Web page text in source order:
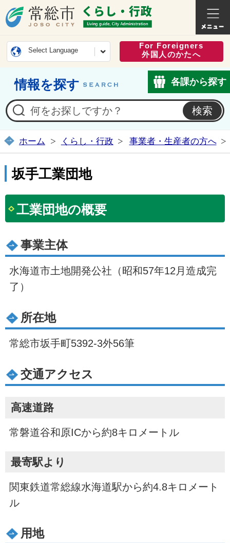
常総市公式ホームページ
くらし
Select Language
For Foreigners
外国人のかたへ
情報を探す 各課から探す
ホーム くらし・行政 事業者・生産者の方へ
坂手工業団地
工業団地の概要
事業主体
水海道市土地開発公社（昭和57年12月造成完
了）
所在地
常総市坂手町5392-3外56筆
交通アクセス
高速道路
常磐道谷和原ICから約8キロメートル
最寄駅より
関東鉄道常総線水海道駅から約4.8キロメート
ル
用地